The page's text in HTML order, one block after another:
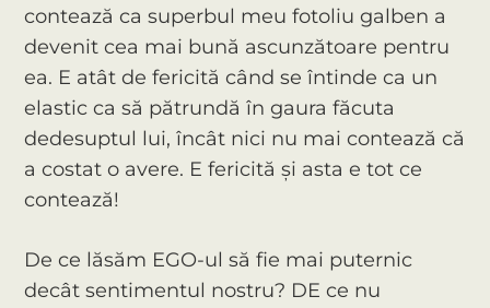
contează ca superbul meu fotoliu galben a
devenit cea mai bună ascunzătoare pentru
ea. E atât de fericită când se întinde ca un
elastic ca să pătrundă în gaura făcuta
dedesuptul lui, încât nici nu mai contează că
a costat o avere. E fericită și asta e tot ce
contează!
De ce lăsăm EGO-ul să fie mai puternic
decât sentimentul nostru? DE ce nu